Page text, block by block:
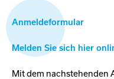
Anmeldeformular
Melden Sie sich hier
Mit dem nachstehenden